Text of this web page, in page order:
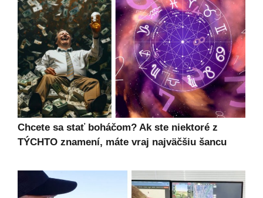
Chcete sa stať boháčom? Ak ste niektoré z
TÝCHTO znamení, máte vraj najväčšiu šancu